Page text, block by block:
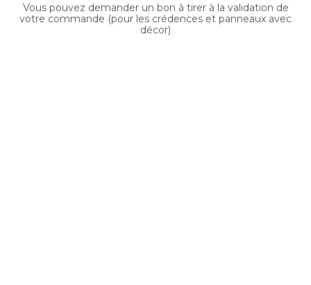
Vous pouvez demander un bon à tirer à la validation de
votre commande (pour les crédences et panneaux avec
décor)